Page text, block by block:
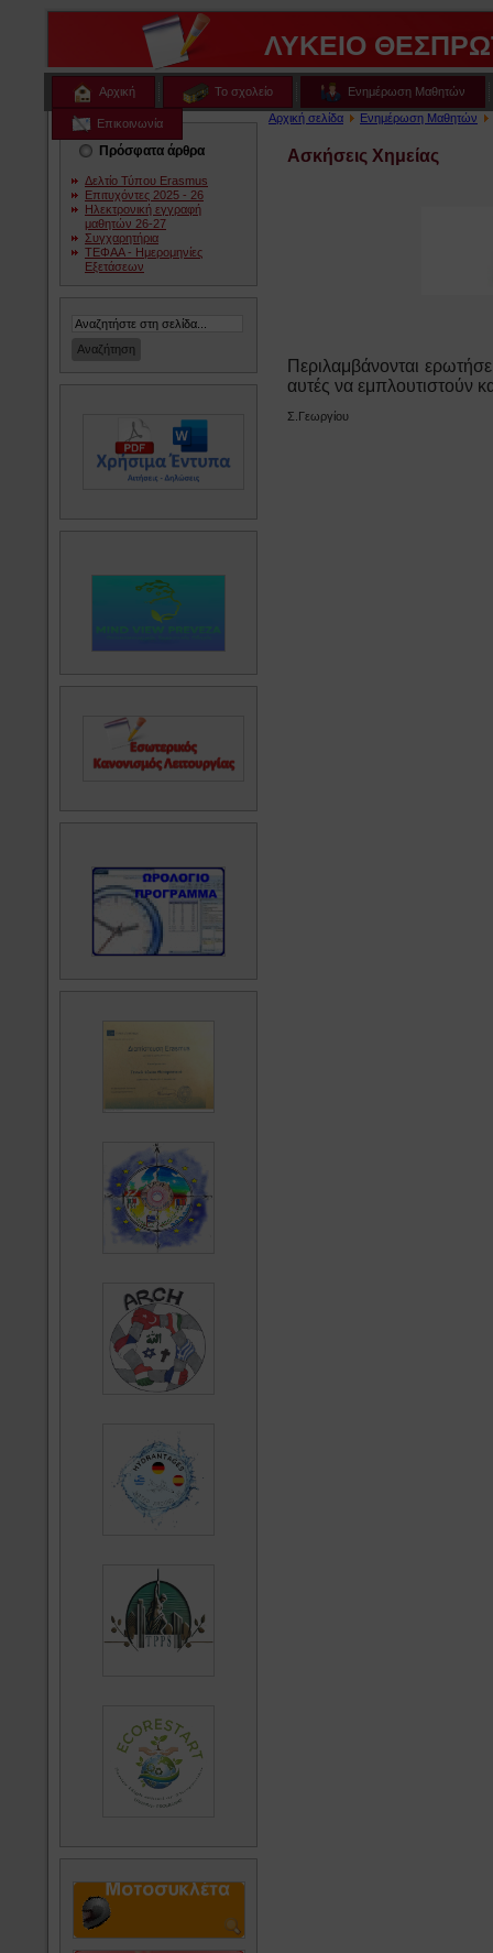
ΛΥΚΕΙΟ
Αρχική Το σχολείο Ενημέρωση Μαθητών
Επικοινωνία
Πρόσφατα άρθρα
Δελτίο Τύπου Erasmus
Επιτυχόντες 2025 - 26
Ηλεκτρονική εγγραφή
μαθητών 26-27
Συγχαρητήρια
ΤΕΦΑΑ - Ημερομηνίες
Εξετάσεων
Αρχική σελίδα Ενημέρωση Μαθητών
Ασκήσεις Χημείας
Περιλαμβάνονται
αυτές να εμπλουτιστούν
Σ.Γεωργίου